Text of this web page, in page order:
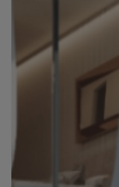
Kontakt